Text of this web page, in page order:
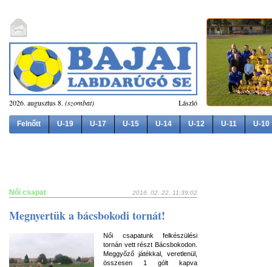
2026. augusztus 8. (szombat) László
Felnőtt U-19 U-17 U-15 U-14 U-12 U-11 U-10
Női csapat 2016. 02. 22. 11:39:02
Megnyertük a bácsbokodi tornát!
Női csapatunk felkészülési
tornán vett részt Bácsbokodon.
Meggyőző játékkal, veretlenül,
összesen 1 gólt kapva